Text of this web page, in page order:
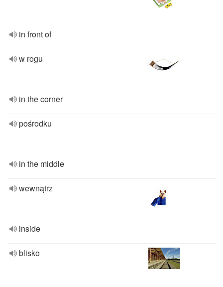
in front of
w rogu
in the corner
pośrodku
in the middle
wewnątrz
inside
blisko